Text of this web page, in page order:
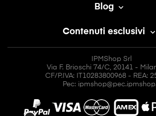
Blog 
Contenuti esclusivi 
IPMShop Srl
Via F. Brioschi 74/C, 20141 -
CF/P.IVA: IT10283800968 - REA:
Pec: